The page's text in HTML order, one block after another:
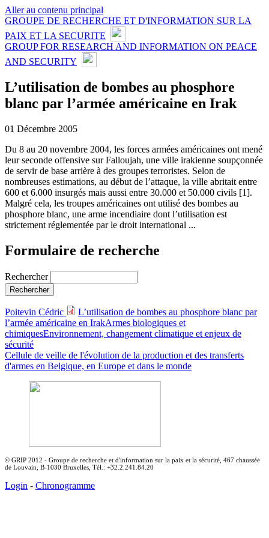
Aller au contenu principal
GROUPE DE RECHERCHE ET D'INFORMATION SUR LA
PAIX ET LA SECURITE
GROUP FOR RESEARCH AND INFORMATION ON PEACE
AND SECURITY
L’utilisation de bombes au phosphore
blanc par l’armée américaine en Irak
01 Décembre 2005
Du 8 au 20 novembre 2004, les forces armées américaines ont mené
leur seconde offensive sur Falloujah, une ville irakienne soupçonnée
de servir de base arrière à des groupes terroristes. Selon de
nombreuses estimations, au début de l’attaque, la ville abritait entre
600 et 6.000 insurgés mais aussi entre 30.000 et 50.000 civils [1].
Malgré cela, les troupes américaines ont utilisé des bombes au
phosphore blanc, une arme incendiaire dont l’utilisation est
strictement réglementée par le droit international ...
Formulaire de recherche
Rechercher
Poitevin Cédric
L’utilisation de bombes au phosphore blanc par
l’armée américaine en IrakArmes biologiques et
chimiquesEnvironnement, changement climatique et enjeux de
sécurité
Cellule de veille de l'évolution de la production et des transferts
d'armes en Belgique, en Europe et dans le monde
© GRIP 2012 - Groupe de recherche et d'information sur la paix et la sécurité, 467 chaussée
de Louvain, B-1030 Bruxelles, Tél.: +32.2.241.84.20
Login - Chronogramme